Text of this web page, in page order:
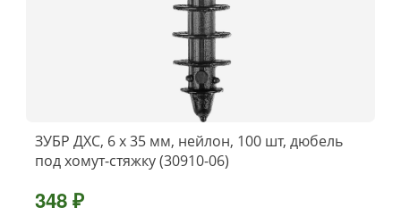
ЗУБР ДХС, 6 x 35 мм, нейлон, 100 шт, дюбель
под хомут-стяжку (30910-06)
348 ₽